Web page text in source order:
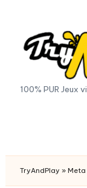
content
T
A
n
100% PUR Jeux
TryAndPlay » Meta